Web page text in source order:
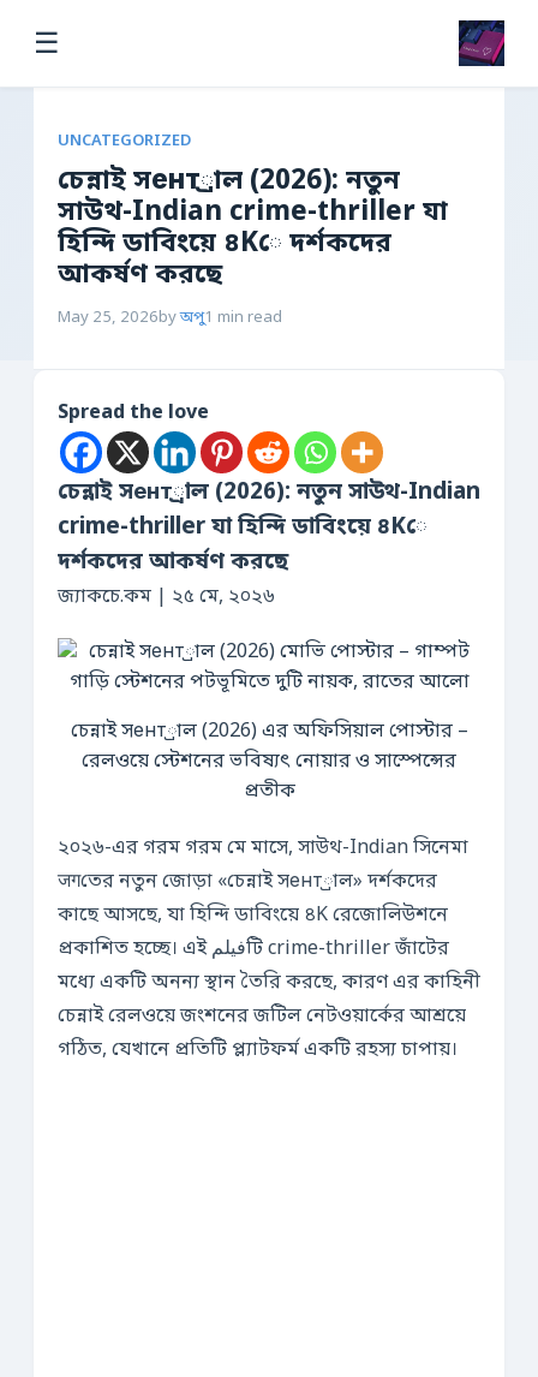
☰
UNCATEGORIZED
চেন্নাই সент্রাল (2026): নতুন
সাউথ-Indian crime-thriller যা
হিন্দি ডাবিংয়ে ৪Kে দর্শকদের
আকর্ষণ করছে
May 25, 2026byঅপু1 min read
Spread the love
চেন্নাই সент্রাল (2026): নতুন সাউথ-Indian
crime-thriller যা হিন্দি ডাবিংয়ে ৪Kে
দর্শকদের আকর্ষণ করছে
জ্যাকচে.কম | ২৫ মে, ২০২৬
চেন্নাই সент্রাল (2026) এর অফিসিয়াল পোস্টার –
রেলওয়ে স্টেশনের ভবিষ্যৎ নোয়ার ও সাস্পেন্সের
প্রতীক
২০২৬-এর গরম গরম মে মাসে, সাউথ-Indian সিনেমা
जगতের নতুন জোড়া «চেন্নাই সент্রাল» দর্শকদের
কাছে আসছে, যা হিন্দি ডাবিংয়ে ৪K রেজোলিউশনে
প্রকাশিত হচ্ছে। এই فیلمটি crime-thriller জাঁটের
মধ্যে একটি অনন্য স্থান তৈরি করছে, কারণ এর কাহিনী
চেন্নাই রেলওয়ে জংশনের জটিল নেটওয়ার্কের আশ্রয়ে
গঠিত, যেখানে প্রতিটি প্ল্যাটফর্ম একটি রহস্য চাপায়।